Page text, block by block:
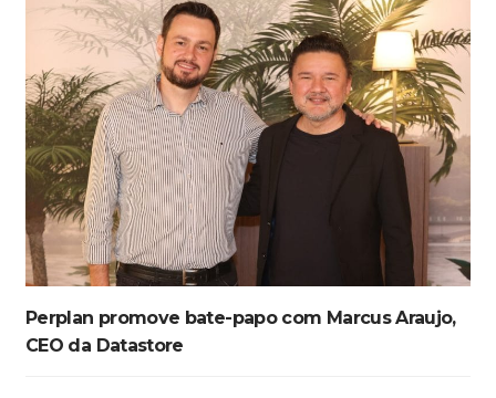
Perplan promove bate-papo com Marcus Araujo,
CEO da Datastore